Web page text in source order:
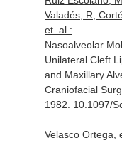
Valadés, R,
et. al.:
Nasoalveolar
Unilateral Cleft
and Maxillary
Craniofacial
1982. 10.1097/
Velasco Ortega,